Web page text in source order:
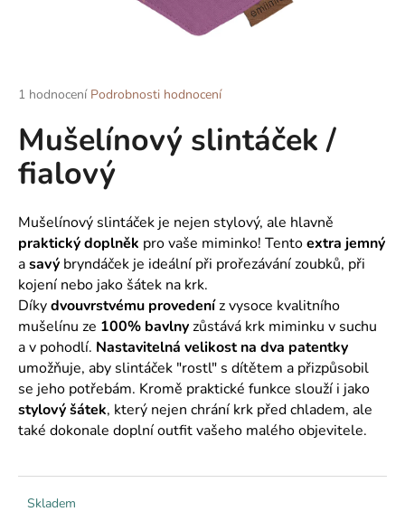
Průměrné
produktu
je
5,0
z
hvězdiček.
1 hodnocení Podrobnosti hodnocení
Mušelínový slintáček /
fialový
Mušelínový slintáček je nejen stylový, ale hlavně
praktický doplněk pro vaše miminko! Tentoextra jemný
asavý bryndáček je ideální při prořezávání zoubků, při
kojení nebo jako šátek na krk.
Díkydvouvrstvému provedeníz vysoce kvalitního
mušelínu ze 100% bavlnyzůstává krk miminku v suchu
a v pohodlí. Nastavitelná velikost na dva patentky
umožňuje, aby slintáček "rostl" s dítětem a přizpůsobil
se jeho potřebám. Kromě praktické funkce slouží i jako
stylový šátek, který nejen chrání krk před chladem, ale
také dokonale doplní outfit vašeho malého objevitele.
Skladem
t
D
o
p
o
r
u
č
u
e